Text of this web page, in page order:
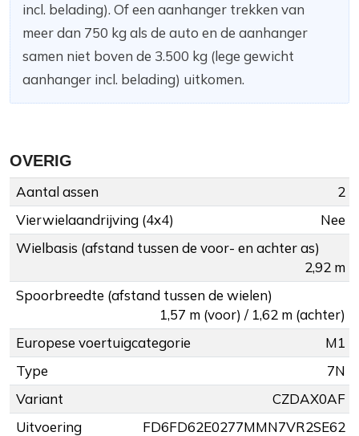
incl. belading). Of een aanhanger trekken van
meer dan 750 kg als de auto en de aanhanger
samen niet boven de 3.500 kg (lege gewicht
aanhanger incl. belading) uitkomen.
OVERIG
Aantal assen
2
Vierwielaandrijving (4x4)
Nee
Wielbasis (afstand tussen de voor- en achter as)
2,92 m
Spoorbreedte (afstand tussen de wielen)
1,57 m (voor) / 1,62 m (achter)
Europese voertuigcategorie
M1
Type
7N
Variant
CZDAX0AF
Uitvoering
FD6FD62E0277MMN7VR2SE62